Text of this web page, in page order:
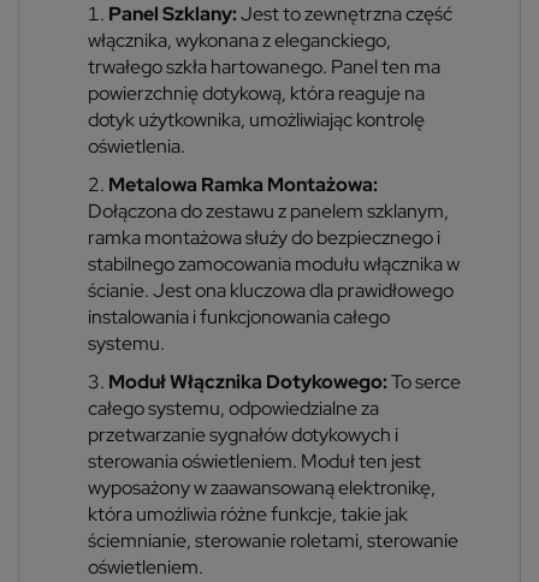
Panel Szklany:Jest to zewnętrzna część
włącznika, wykonana z eleganckiego,
trwałego szkła hartowanego. Panel ten ma
powierzchnię dotykową, która reaguje na
dotyk użytkownika, umożliwiając kontrolę
oświetlenia.
Metalowa Ramka Montażowa:
Dołączona do zestawu z panelem szklanym,
ramka montażowa służy do bezpiecznego i
stabilnego zamocowania modułu włącznika w
ścianie. Jest ona kluczowa dla prawidłowego
instalowania i funkcjonowania całego
systemu.
Moduł Włącznika Dotykowego:To serce
całego systemu, odpowiedzialne za
przetwarzanie sygnałów dotykowych i
sterowania oświetleniem. Moduł ten jest
wyposażony w zaawansowaną elektronikę,
która umożliwia różne funkcje, takie jak
ściemnianie, sterowanie roletami, sterowanie
oświetleniem.